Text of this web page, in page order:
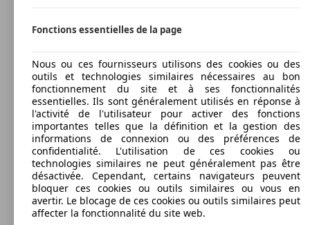
Fonctions essentielles de la page
Nous ou ces fournisseurs utilisons des cookies ou des
outils et technologies similaires nécessaires au bon
fonctionnement du site et à ses fonctionnalités
essentielles. Ils sont généralement utilisés en réponse à
l'activité de l'utilisateur pour activer des fonctions
importantes telles que la définition et la gestion des
informations de connexion ou des préférences de
confidentialité. L'utilisation de ces cookies ou
technologies similaires ne peut généralement pas être
désactivée. Cependant, certains navigateurs peuvent
bloquer ces cookies ou outils similaires ou vous en
avertir. Le blocage de ces cookies ou outils similaires peut
affecter la fonctionnalité du site web.